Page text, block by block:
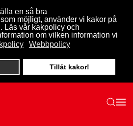
en så bra
möjligt, använder vi kakor på
Läs vår kakpolicy och
om vilken information vi
Webbpolicy
Tillåt kakor!